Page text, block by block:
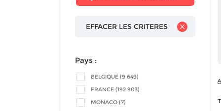
EFFACER LES CRITERES
Pays :
BELGIQUE (9 649)
FRANCE (192 903)
MONACO (7)